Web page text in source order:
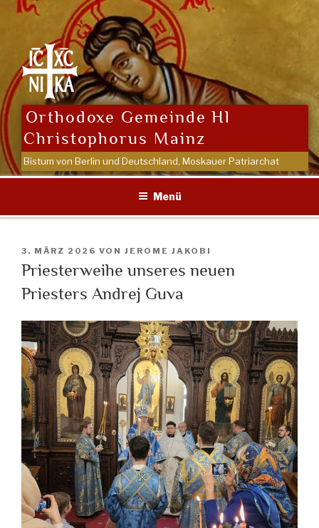
Zum
Orthodoxe Gemeinde Hl
Christophorus Mainz
Bistum von Berlin und Deutschland, Moskauer Patriarchat
Menü
VERÖFFENTLICHT
AM
3. MÄRZ 2026 VON JEROME JAKOBI
Priesterweihe unseres neuen
Priesters Andrej Guva